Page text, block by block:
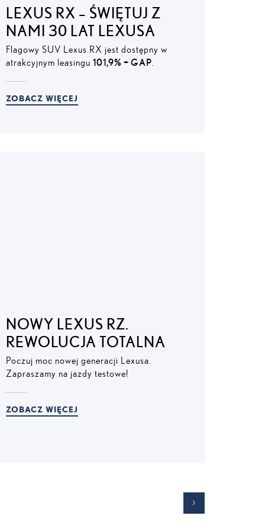
LEXUS RX – ŚWIĘTUJ Z
NAMI 30 LAT LEXUSA
Flagowy SUV Lexus RX jest dostępny w
atrakcyjnym leasingu 101,9% + GAP.
ZOBACZ WIĘCEJ
NOWY LEXUS RZ.
REWOLUCJA TOTALNA
Poczuj moc nowej generacji Lexusa.
Zapraszamy na jazdy testowe!
ZOBACZ WIĘCEJ